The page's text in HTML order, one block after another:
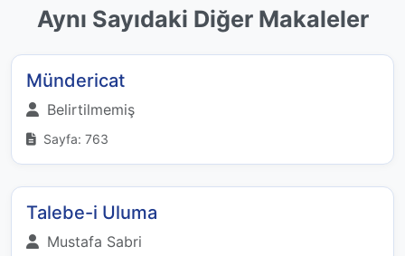
Aynı Sayıdaki Diğer Makaleler
Mündericat
Belirtilmemiş
Sayfa: 763
Talebe-i Uluma
Mustafa Sabri